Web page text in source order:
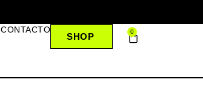
CONTACTO
SHOP 0